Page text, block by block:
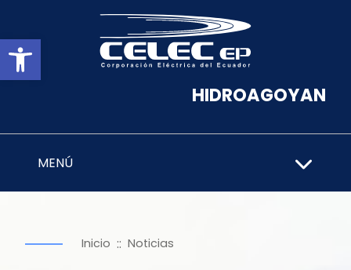
Abrir barra de herramientas
HIDROAGOYAN
MENÚ
Inicio :: Noticias